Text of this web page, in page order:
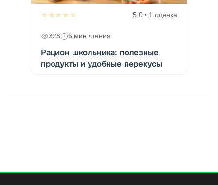
★★★★★ 5,0 • 1 оценка
328 6 мин чтения
Рацион школьника: полезные
продукты и удобные перекусы